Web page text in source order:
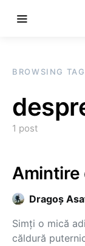
BROWSING TAG
1 post
Dragoş
Simţi o mică
căldură